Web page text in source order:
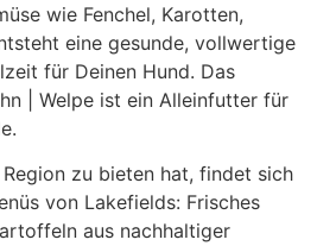
wie Fenchel, Karotten,
eine gesunde, vollwertige
für Deinen Hund. Das
| Welpe ist ein Alleinfutter für
zu bieten hat, findet sich
von Lakefields: Frisches
aus nachhaltiger